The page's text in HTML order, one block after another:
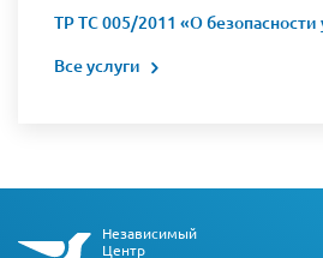
ТР ТС 005/2011 «О безопасности
Все услуги
Независимый
Центр